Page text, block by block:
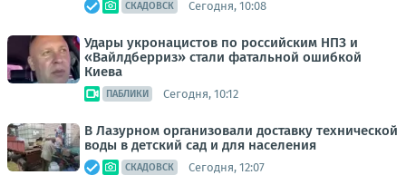
СКАДОВСК Сегодня, 10:08
Удары укронацистов по российским НПЗ и
«Вайлдберриз» стали фатальной ошибкой
Киева
ПАБЛИКИ Сегодня, 10:12
В Лазурном организовали доставку технической
воды в детский сад и для населения
СКАДОВСК Сегодня, 12:07